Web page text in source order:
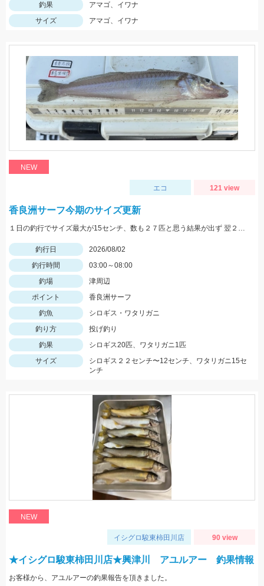
釣果
アマゴ、イワナ
サイズ
アマゴ、イワナ
NEW
エコ 121 view
香良洲サーフ今期のサイズ更新
１日の釣行でサイズ最大が15センチ、数も２７匹と思う結果が出ず 翌２日に同じ時間、同じ場所でリベンジ。 いつもはエサは石ゴカイだけど今日はゴールドイソメを使ってみました。 夜暗い時間は石ゴカイよりも当たりも多く釣れる数も多かったですね。 7時の潮止まり頃に大きな当たりで蟹かな？と思いきや何と２２センチと、21センチのダブルでした。 今期のサイズ更新をしました。 その後、ワタリガニも釣れてリベンジ成功でした。 皆さん、記念写真は釣ったその場で撮影しましょうね。 家に帰ってからでは1センチほど縮んでしまいますからね。笑
釣行日
2026/08/02
釣行時間
03:00～08:00
釣場
津周辺
ポイント
香良洲サーフ
釣魚
シロギス・ワタリガニ
釣り方
投げ釣り
釣果
シロギス20匹、ワタリガニ1匹
サイズ
シロギス２２センチ〜12センチ、ワタリガニ15セ
ンチ
NEW
イシグロ駿東柿田川店 90 view
★イシグロ駿東柿田川店★興津川 アユルアー 釣果情報
お客様から、アユルアーの釣果報告を頂きました。